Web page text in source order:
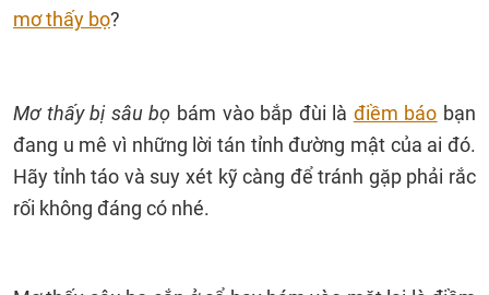
mơ thấy bọ?
Mơ thấy bị sâu bọ bám vào bắp đùi là điềm báo bạn
đang u mê vì những lời tán tỉnh đường mật của ai đó.
Hãy tỉnh táo và suy xét kỹ càng để tránh gặp phải rắc
rối không đáng có nhé.